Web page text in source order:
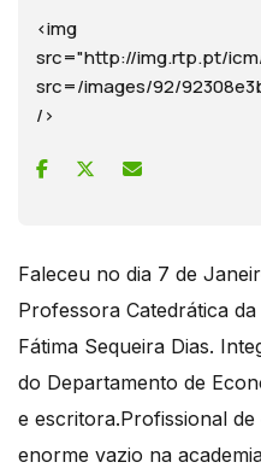
<img
src="http://img.rtp.pt/
src=/images/92/
/>
Faleceu no dia 7 de
Professora Catedrática
Fátima Sequeira Dias.
do Departamento de
e escritora.Profissional
enorme vazio na